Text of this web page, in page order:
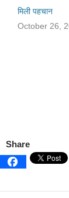
मिली पहचान
October 26,
Share